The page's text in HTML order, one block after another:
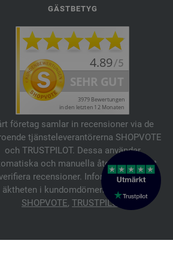
GÄSTBETYG
företag samlar in recensioner via de
tjänsteleverantörerna SHOPVOTE
och TRUSTPILOT. Dessa använder
och manuella åtgärder för att
recensioner. Information om
äktheten i kundomdömen finns här:
SHOPVOTE, TRUSTPILOT